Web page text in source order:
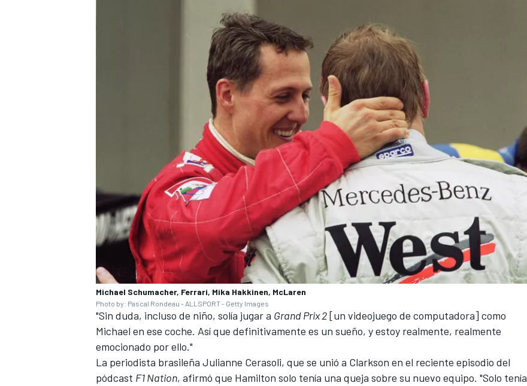
Michael Schumacher, Ferrari, Mika Hakkinen, McLaren
Photo by: Pascal Rondeau - ALLSPORT - Getty Images
"Sin duda, incluso de niño, solía jugar a Grand Prix 2[un videojuego de computadora] como
Michael en ese coche. Así que definitivamente es un sueño, y estoy realmente, realmente
emocionado por ello."
La periodista brasileña Julianne Cerasoli, que se unió a Clarkson en el reciente episodio del
pódcast F1 Nation, afirmó que Hamilton solo tenía una queja sobre su nuevo equipo. "Solo tenía